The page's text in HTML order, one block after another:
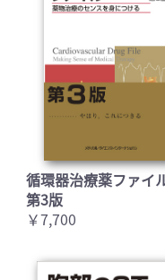
循環器治療薬ファ
第3版
￥7,700